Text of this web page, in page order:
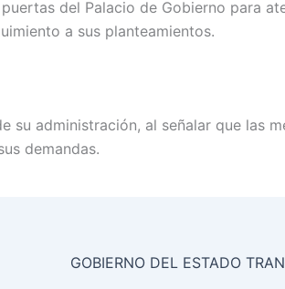
del Palacio de Gobierno para
a sus planteamientos.
administración, al señalar que las
demandas.